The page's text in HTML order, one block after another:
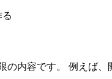
の内容です。 例えば